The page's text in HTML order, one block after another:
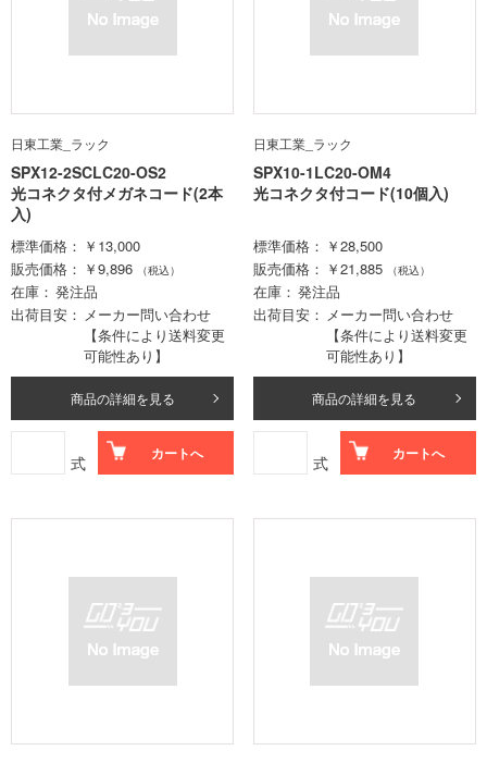
日東工業_ラック
SPX12-2SCLC20-OS2
光コネクタ付メガネコード(2本
入)
標準価格
￥13,000
販売価格
￥9,896 （税込）
在庫
発注品
出荷目安
メーカー問い合わせ
【条件により送料変更
可能性あり】
商品の詳細を見る
式 カートへ
日東工業_ラック
SPX10-1LC20-OM4
光コネクタ付コード(10個入)
標準価格
￥28,500
販売価格
￥21,885 （税込）
在庫
発注品
出荷目安
メーカー問い合わせ
【条件により送料変更
可能性あり】
商品の詳細を見る
式 カートへ